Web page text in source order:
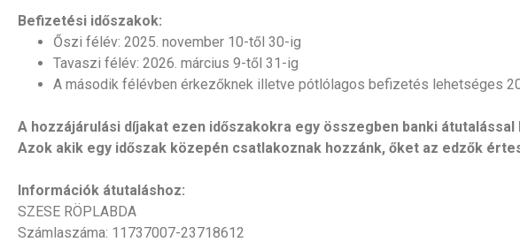
Befizetési időszakok:
Őszi félév: 2025. november 10-től 30-ig
Tavaszi félév: 2026. március 9-től 31-ig
A második félévben érkezőknek illetve pótlólagos befizetés lehetséges
A hozzájárulási díjakat ezen időszakokra egy összegben banki
Azok akik egy időszak közepén csatlakoznak hozzánk, őket az edzők
Információk átutaláshoz:
SZESE RÖPLABDA
Számlaszáma: 11737007-23718612